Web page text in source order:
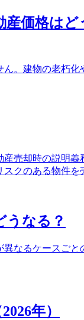
産価格は
。建物の老朽
売却時の説明
クのある物件を
うなる？
なるケースご
年）